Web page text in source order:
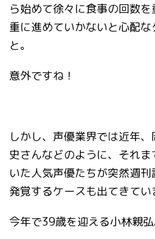
ら始めて徐々に食事の回数
重に進めていかないと心配
と。
意外ですね！
しかし、声優業界では近年
史さんなどのように、それ
いた人気声優たちが突然週
発覚するケースも出てきてい
今年で39歳を迎える小林親弘